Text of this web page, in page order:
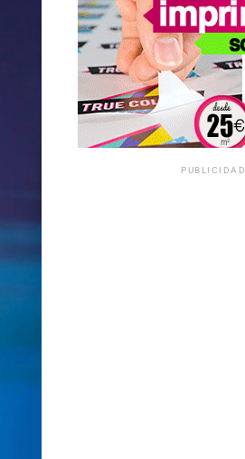
PUBLICIDAD